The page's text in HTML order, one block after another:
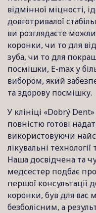
відмінної міцності,
довготривалої
ви розглядаєте
коронки, чи то для
зуба, чи то для
посмішки, E-max у
вибором, який
та здорову посмішку.
У клініці «Dobrý
повністю готові
використовуючи
лікувальні
Наша досвідчена та
медсестер подбає
першої консультації
коронки, був для
безболісним, а